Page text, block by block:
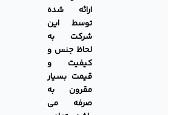
ارائه شده
توسط این
شرکت به
لحاظ جنس و
کیفیت و
قیمت بسیار
مقرون به
صرفه می